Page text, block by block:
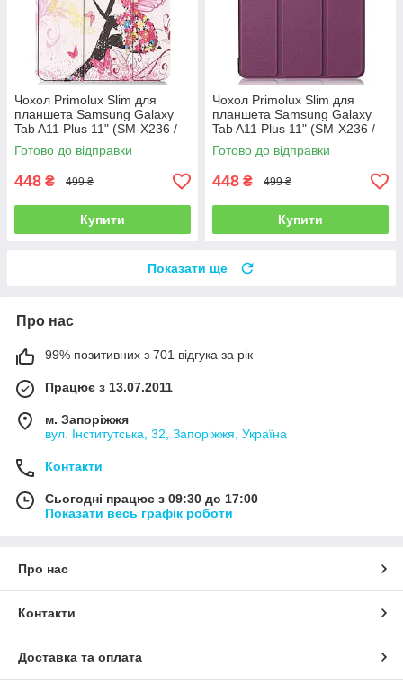
Чохол Primolux Slim для
планшета Samsung Galaxy
Tab A11 Plus 11" (SM-X236 /
SM-X230) - Fairy
Готово до відправки
448 ₴ 499 ₴
Купити
Чохол Primolux Slim для
планшета Samsung Galaxy
Tab A11 Plus 11" (SM-X236 /
SM-X230) - Purple
Готово до відправки
448 ₴ 499 ₴
Купити
Показати ще
Про нас
99% позитивних з 701 відгука за рік
Працює з 13.07.2011
м. Запоріжжя
вул. Інститутська, 32, Запоріжжя, Україна
Контакти
Сьогодні працює з 09:30 до 17:00
Показати весь графік роботи
Про нас
Контакти
Доставка та оплата